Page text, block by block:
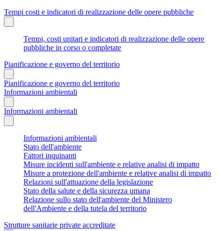
Tempi costi e indicatori di realizzazione delle opere pubbliche
Tempi, costi unitari e indicatori di realizzazione delle opere
pubbliche in corso o completate
Pianificazione e governo del territorio
Pianificazione e governo del territorio
Informazioni ambientali
Informazioni ambientali
Informazioni ambientali
Stato dell'ambiente
Fattori inquinanti
Misure incidenti sull'ambiente e relative analisi di impatto
Misure a protezione dell'ambiente e relative analisi di impatto
Relazioni sull'attuazione della legislazione
Stato della salute e della sicurezza umana
Relazione sullo stato dell'ambiente del Ministero
dell'Ambiente e della tutela del territorio
Strutture sanitarie private accreditate